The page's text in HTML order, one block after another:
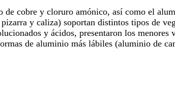
cobre y cloruro amónico, así como el
y caliza) soportan distintos tipos de
y ácidos, presentaron los
de aluminio más lábiles (aluminio de